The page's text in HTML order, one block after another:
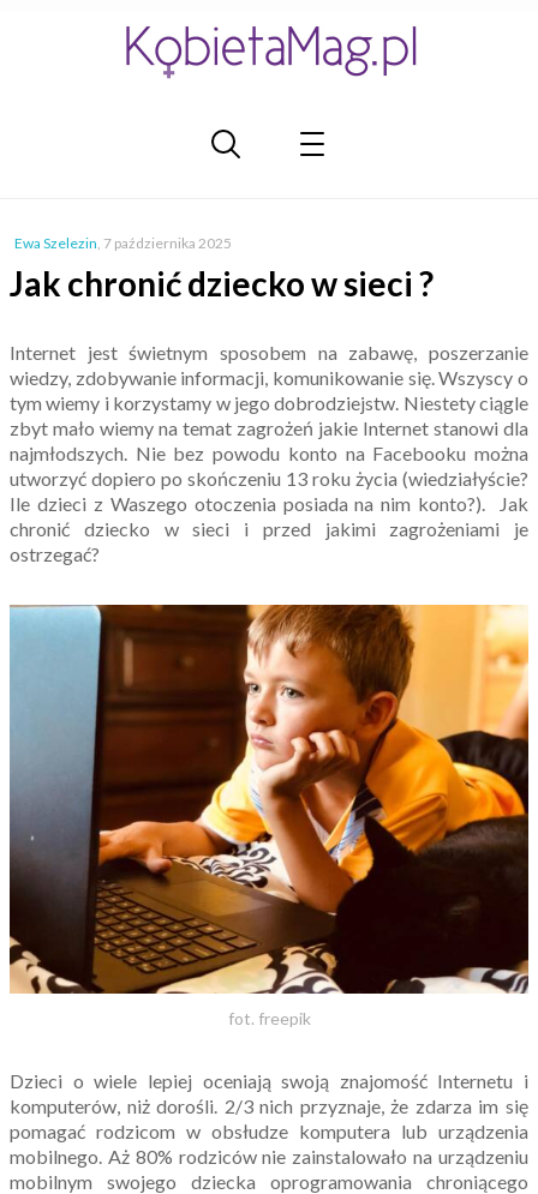
Ewa Szelezin, 7 października 2025
Jak chronić dziecko w sieci ?
Internet jest świetnym sposobem na zabawę, poszerzanie
wiedzy, zdobywanie informacji, komunikowanie się. Wszyscy o
tym wiemy i korzystamy w jego dobrodziejstw. Niestety ciągle
zbyt mało wiemy na temat zagrożeń jakie Internet stanowi dla
najmłodszych. Nie bez powodu konto na Facebooku można
utworzyć dopiero po skończeniu 13 roku życia (wiedziałyście?
Ile dzieci z Waszego otoczenia posiada na nim konto?). Jak
chronić dziecko w sieci i przed jakimi zagrożeniami je
ostrzegać?
fot. freepik
Dzieci o wiele lepiej oceniają swoją znajomość Internetu i
komputerów, niż dorośli. 2/3 nich przyznaje, że zdarza im się
pomagać rodzicom w obsłudze komputera lub urządzenia
mobilnego. Aż 80% rodziców nie zainstalowało na urządzeniu
mobilnym swojego dziecka oprogramowania chroniącego